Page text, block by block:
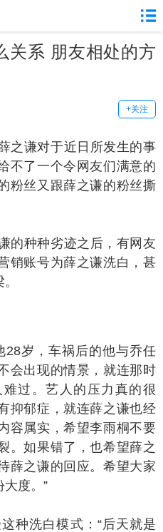
关系 朋友相处的方
+关注
谦对于近日所发生的事
不了一个令网友们满意的
粉丝又跟薛之谦的粉丝撕
种种劣迹之后，有网友
销账号为薛之谦洗白，甚
岁，车祸后的他与乔任
会出现的情景，就连那时
过。艺人的压力真的很
抑郁症，就连薛之谦也经
容属实，希望李雨桐不要
。如果错了，也希望薛之
薛之谦的回应。希望大家
度。”
洗白模式：“后天就是